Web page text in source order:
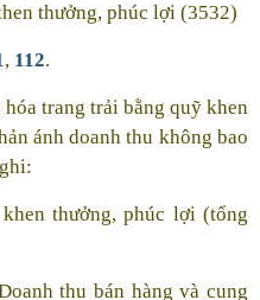
thưởng, phúc lợi (3532)
, 112.
trang trải bằng quỹ khen
ánh doanh thu không bao
thưởng, phúc lợi (tổng
thu bán hàng và cung